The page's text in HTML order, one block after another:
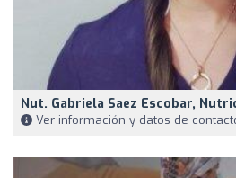
Nut. Gabriela Saez Escobar,
Ver información y datos de